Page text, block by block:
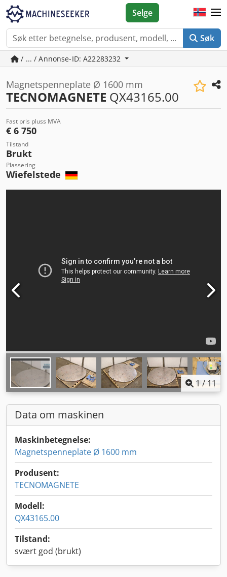
Søk
Selge
/ ... / Annonse-ID: A22283232
Magnetspenneplate Ø 1600 mm
TECNOMAGNETE QX43165.00
Fast pris pluss MVA
€ 6 750
Tilstand
Brukt
Plassering
Wiefelstede
1 / 11
Data om maskinen
Maskinbetegnelse:
Magnetspenneplate Ø 1600 mm
Produsent:
TECNOMAGNETE
Modell:
QX43165.00
Tilstand:
svært god (brukt)